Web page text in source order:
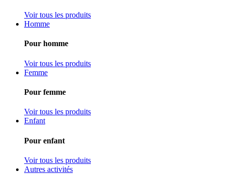
Voir tous les produits
Homme
Pour homme
Voir tous les produits
Femme
Pour femme
Voir tous les produits
Enfant
Pour enfant
Voir tous les produits
Autres activités